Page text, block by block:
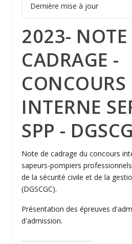
Dernière mise à jour
2023- NOTE
CADRAGE -
CONCOURS
INTERNE
SPP -
Note de cadrage du concours
sapeurs-pompiers
de la sécurité civile et de la
(DGSCGC).
Présentation des épreuves
d'admission.